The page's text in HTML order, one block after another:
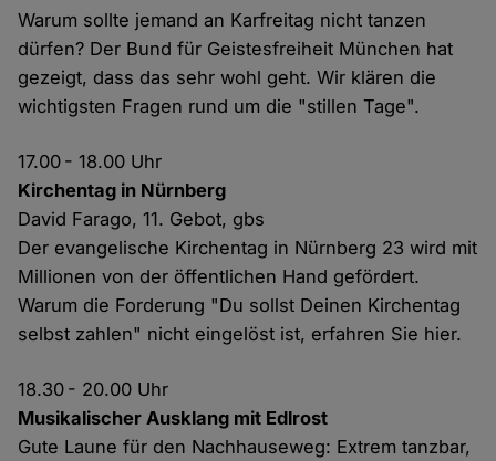
Warum sollte jemand an Karfreitag nicht tanzen
dürfen? Der Bund für Geistesfreiheit München hat
gezeigt, dass das sehr wohl geht. Wir klären die
wichtigsten Fragen rund um die "stillen Tage".
17.00 - 18.00 Uhr
Kirchentag in Nürnberg
David Farago, 11. Gebot, gbs
Der evangelische Kirchentag in Nürnberg 23 wird mit
Millionen von der öffentlichen Hand gefördert.
Warum die Forderung "Du sollst Deinen Kirchentag
selbst zahlen" nicht eingelöst ist, erfahren Sie hier.
18.30 - 20.00 Uhr
Musikalischer Ausklang mit Edlrost
Gute Laune für den Nachhauseweg: Extrem tanzbar,